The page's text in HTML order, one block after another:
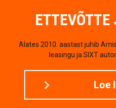
Alates 2010. aastast juhib
leasingu ja SIXT
Loe